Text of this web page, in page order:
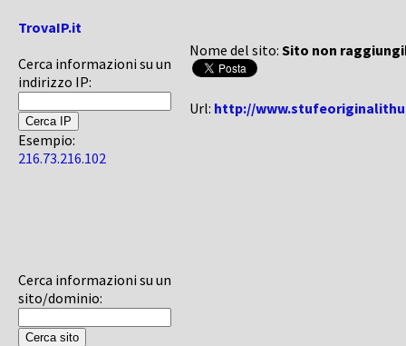
TrovaIP.it
Cerca informazioni su un
indirizzo IP:
Esempio:
216.73.216.102
Cerca informazioni su un
sito/dominio:
Nome del sito: Sito non
Url: http://